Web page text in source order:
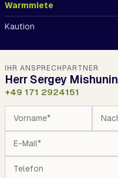
Warmmiete
Kaution
IHR ANSPRECHPARTNER
Herr Sergey Mishunin
+49 171 2924151